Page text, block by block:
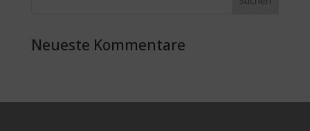
Neueste Kommentare